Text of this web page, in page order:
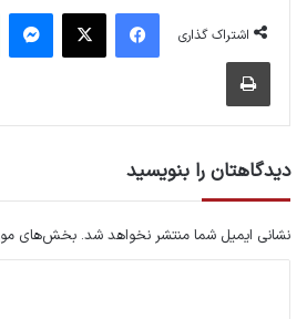
اشتراک گذاری
فیس بوک X
چاپ
دیدگاهتان را بنویسید
نشانی ایمیل شما منتشر نخواهد شد. بخش‌های